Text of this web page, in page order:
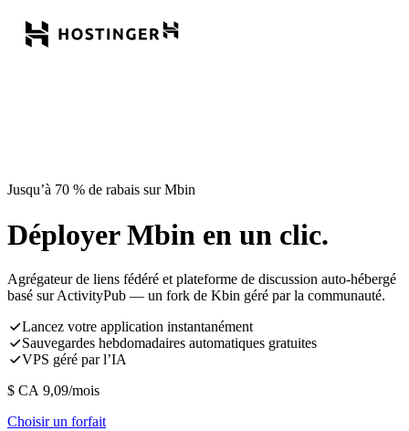
Jusqu’à 70 % de rabais sur Mbin
Déployer Mbin en un clic.
Agrégateur de liens fédéré et plateforme de discussion auto-hébergé
basé sur ActivityPub — un fork de Kbin géré par la communauté.
Lancez votre application instantanément
Sauvegardes hebdomadaires automatiques gratuites
VPS géré par l’IA
$ CA 9,09/mois
Choisir un forfait